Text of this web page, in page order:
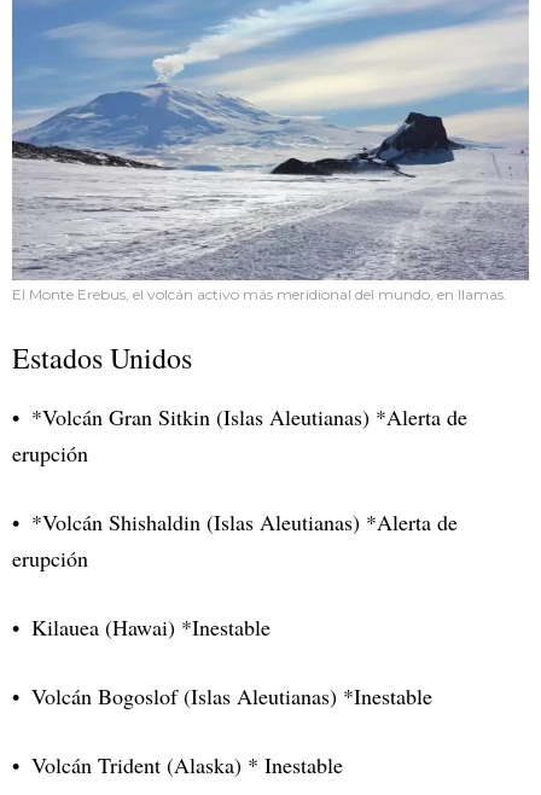
El Monte Erebus, el volcán activo más meridional del mundo, en llamas.
Estados Unidos
*Volcán Gran Sitkin (Islas Aleutianas) *Alerta de
erupción
*Volcán Shishaldin (Islas Aleutianas) *Alerta de
erupción
Kilauea (Hawai) *Inestable
Volcán Bogoslof (Islas Aleutianas) *Inestable
Volcán Trident (Alaska) * Inestable